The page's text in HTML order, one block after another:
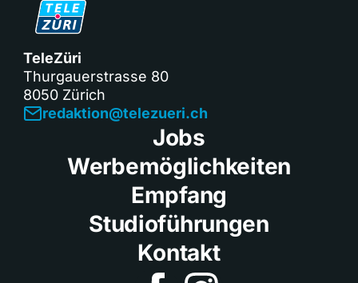
TeleZüri
Thurgauerstrasse 80
8050 Zürich
redaktion@telezueri.ch
Jobs
Werbemöglichkeiten
Empfang
Studioführungen
Kontakt